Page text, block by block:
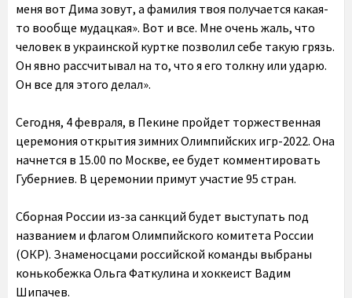
меня вот Дима зовут, а фамилия твоя получается какая-
то вообще мудацкая». Вот и все. Мне очень жаль, что
человек в украинской куртке позволил себе такую грязь.
Он явно рассчитывал на то, что я его толкну или ударю.
Он все для этого делал».
Сегодня, 4 февраля, в Пекине пройдет торжественная
церемония открытия зимних Олимпийских игр-2022. Она
начнется в 15.00 по Москве, ее будет комментировать
Губерниев. В церемонии примут участие 95 стран.
Сборная России из-за санкций будет выступать под
названием и флагом Олимпийского комитета России
(ОКР). Знаменосцами российской команды выбраны
конькобежка Ольга Фаткулина и хоккеист Вадим
Шипачев.